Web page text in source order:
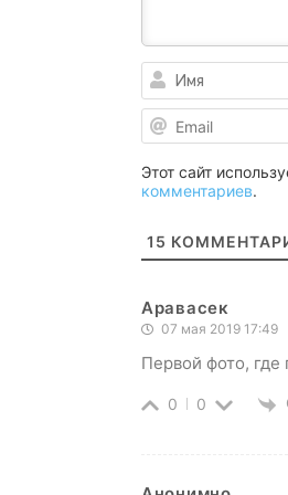
Этот сайт
комментариев.
15
Аравасек
07 мая 2019 17:49
Первой фото,
0 0